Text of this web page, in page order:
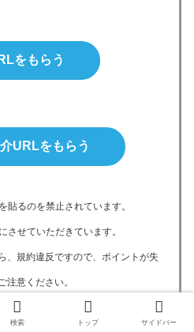
をもらう
URLをもらう
貼るのを禁止されています。
させていただきています。
、規約違反ですので、ポイントが失
注意ください。
検索 トップ サイドバー